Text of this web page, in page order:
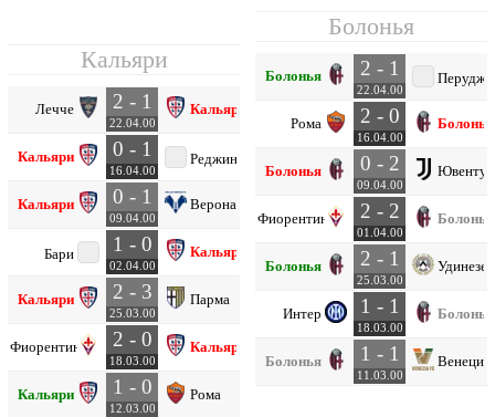
Кальяри
Лечче 2 - 1
22.04.00
Кальяри
Кальяри 0 - 1
16.04.00
Реджина
Кальяри 0 - 1
09.04.00
Верона
Бари 1 - 0
02.04.00
Кальяри
Кальяри 2 - 3
25.03.00
Парма
Фиорентина 2 - 0
18.03.00
Кальяри
Кальяри 1 - 0
12.03.00
Рома
Болонья
Болонья 2 - 1
22.04.00
Перуджа
Рома 2 - 0
16.04.00
Болонья
Болонья 0 - 2
09.04.00
Ювентус
Фиорентина 2 - 2
01.04.00
Болонья
Болонья 2 - 1
25.03.00
Удинезе
Интер 1 - 1
18.03.00
Болонья
Болонья 1 - 1
11.03.00
Венеция